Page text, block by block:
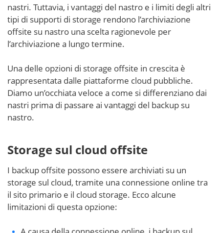
nastri. Tuttavia, i vantaggi del nastro e i limiti degli altri
tipi di supporti di storage rendono l’archiviazione
offsite su nastro una scelta ragionevole per
l’archiviazione a lungo termine.
Una delle opzioni di storage offsite in crescita è
rappresentata dalle piattaforme cloud pubbliche.
Diamo un’occhiata veloce a come si differenziano dai
nastri prima di passare ai vantaggi del backup su
nastro.
Storage sul cloud offsite
I backup offsite possono essere archiviati su un
storage sul cloud, tramite una connessione online tra
il sito primario e il cloud storage. Ecco alcune
limitazioni di questa opzione: